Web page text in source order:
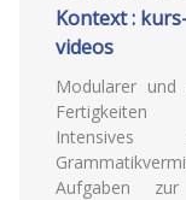
Kontext :
videos
Modularer
Fertigkeiten
Intensives
Aufgaben